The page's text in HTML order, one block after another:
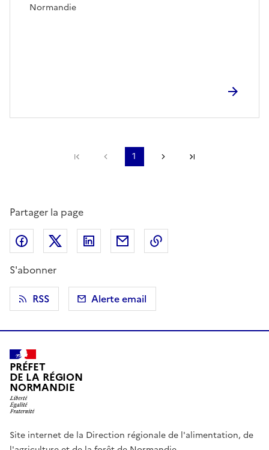
Normandie
Première pagePage précédente
1 Page suivante
Partager la page
Partager sur Facebook
Partager sur X (anciennement Twitter)
Partager sur LinkedIn
Partager par email
S'abonner
RSS
Alerte email
PRÉFET
DE LA RÉGION
NORMANDIE
Site internet de la Direction régionale de l'alimentation, de